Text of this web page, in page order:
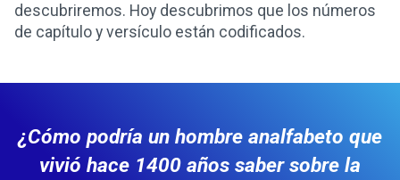
descubriremos. Hoy descubrimos que los números
de capítulo y versículo están codificados.
¿Cómo podría un hombre analfabeto que
vivió hace 1400 años saber sobre la